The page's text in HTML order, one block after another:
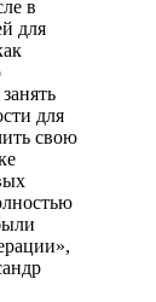
в
для
для
свою